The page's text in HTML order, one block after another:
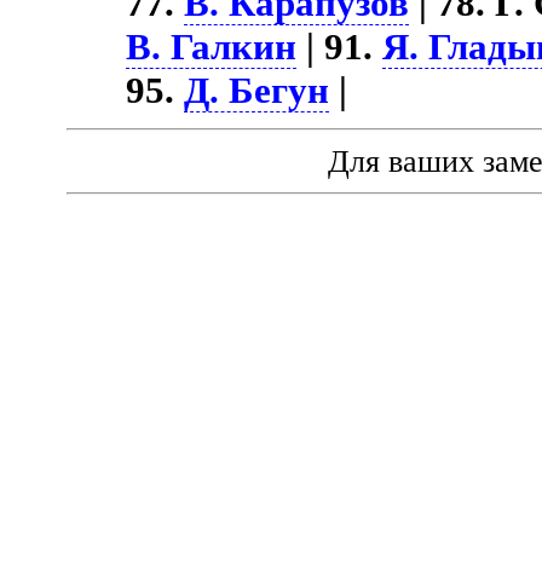
В. Галкин | 91.Я.
95.Д. Бегун |
Для ваших